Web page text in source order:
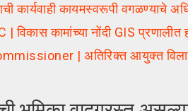
कार्यवाही कायमस्वरूपी वगळण्याचे
विकास कामांच्या नोंदी GIS
| अतिरिक्त आयुक्त विलास